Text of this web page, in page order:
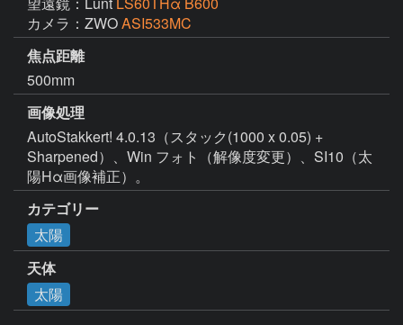
カメラ：ZWOASI533MC
焦点距離
500mm
画像処理
AutoStakkert! 4.0.13（スタック(1000 x 0.05) +
Sharpened）、Win フォト（解像度変更）、SI10（太
陽Hα画像補正）。
カテゴリー
太陽
天体
太陽